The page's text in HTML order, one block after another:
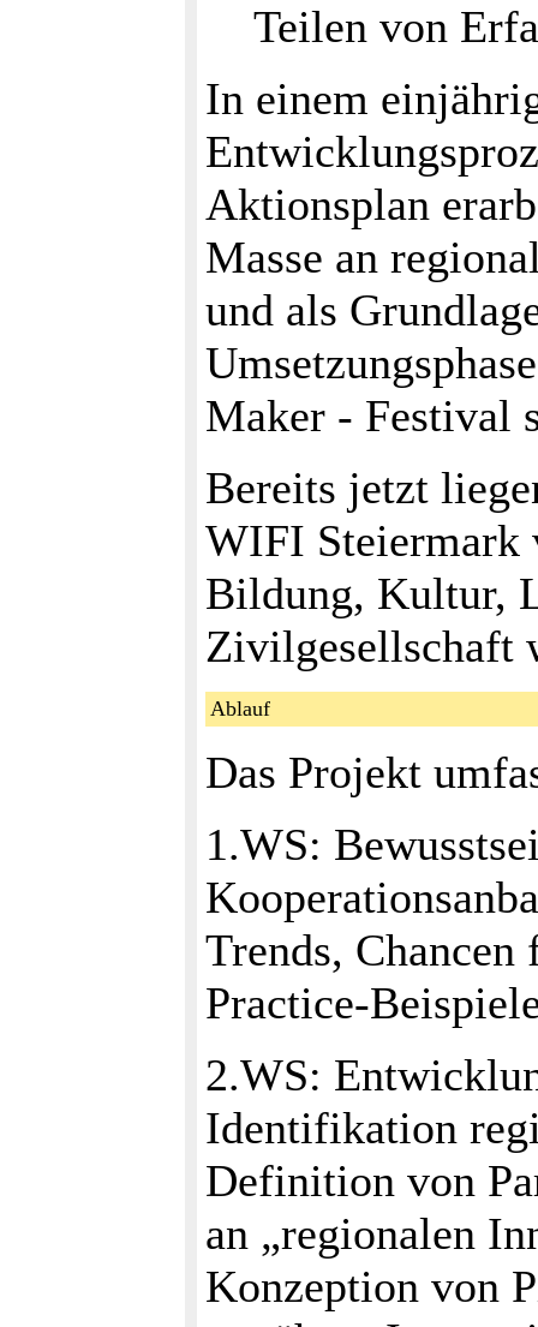
Teilen von
In einem
Aktionsplan
Masse an
und als
Maker - Festival
Bereits jetzt
WIFI Steiermark
Bildung, Kultur,
Zivilgesellschaft
Ablauf
Das Projekt
1.WS:
Trends,
Practice-
2.WS:
Identifikation
Definition von
an „regionalen
Konzeption von